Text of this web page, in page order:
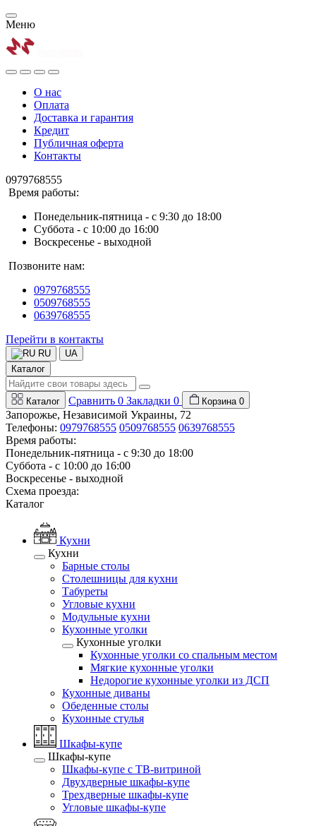
Меню
О нас
Оплата
Доставка и гарантия
Кредит
Публичная оферта
Контакты
0979768555
Время работы:
Понедельник-пятница - с 9:30 до 18:00
Суббота - с 10:00 до 16:00
Воскресенье - выходной
Позвоните нам:
0979768555
0509768555
0639768555
Перейти в контакты
RU
UA
Каталог
Каталог Сравнить 0 Закладки 0 Корзина 0
Запорожье, Независимой Украины, 72
Телефоны: 0979768555 0509768555 0639768555
Время работы:
Понедельник-пятница - с 9:30 до 18:00
Суббота - с 10:00 до 16:00
Воскресенье - выходной
Схема проезда:
Каталог
Кухни
Кухни
Барные столы
Столешницы для кухни
Табуреты
Угловые кухни
Модульные кухни
Кухонные уголки
Кухонные уголки
Кухонные уголки со спальным местом
Мягкие кухонные уголки
Недорогие кухонные уголки из ДСП
Кухонные диваны
Обеденные столы
Кухонные стулья
Шкафы-купе
Шкафы-купе
Шкафы-купе с ТВ-витриной
Двухдверные шкафы-купе
Трехдверные шкафы-купе
Угловые шкафы-купе